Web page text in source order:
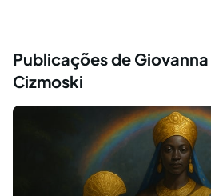
Publicações de
Cizmoski